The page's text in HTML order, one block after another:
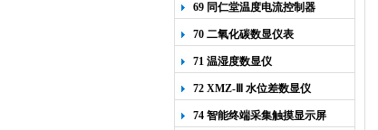
69 同仁堂温度电流控制器
70 二氧化碳数显仪表
71 温湿度数显仪
72 XMZ-Ⅲ 水位差数显仪
74 智能终端采集触摸显示屏